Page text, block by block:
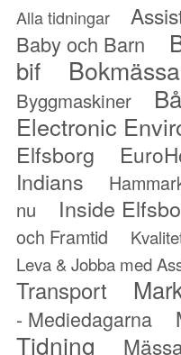
Alla tidningar
Baby och Barn
bif
Byggmaskiner
Electronic
Elfsborg
Indians
nu
Inside
och Framtid
Leva & Jobba med
Transport
- Mediedagarna
Tidning